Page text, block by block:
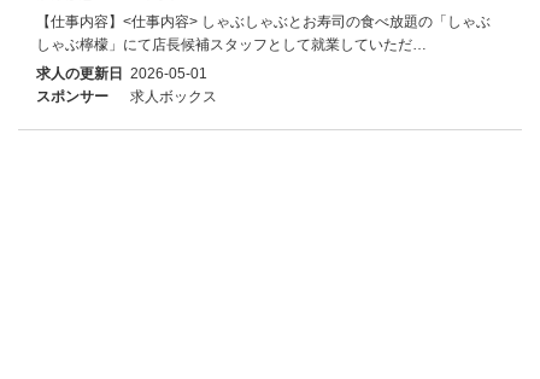
【仕事内容】<仕事内容> しゃぶしゃぶとお寿司の食べ放題の「しゃぶ
しゃぶ檸檬」にて店長候補スタッフとして就業していただ…
求人の更新日 2026-05-01
スポンサー
求人ボックス